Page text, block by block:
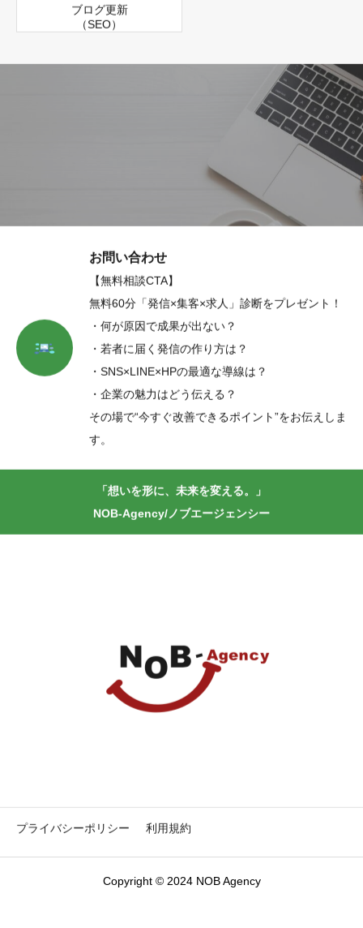
ブログ更新
（SEO）
お問い合わせ
【無料相談CTA】
無料60分「発信×集客×求人」診断をプレゼント！
・何が原因で成果が出ない？
・若者に届く発信の作り方は？
・SNS×LINE×HPの最適な導線は？
・企業の魅力はどう伝える？
その場で“今すぐ改善できるポイント”をお伝えしま
す。
「想いを形に、未来を変える。」
NOB-Agency/ノブエージェンシー
プライバシーポリシー 利用規約
Copyright © 2024 NOB Agency